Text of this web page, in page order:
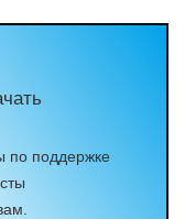
по поддержке